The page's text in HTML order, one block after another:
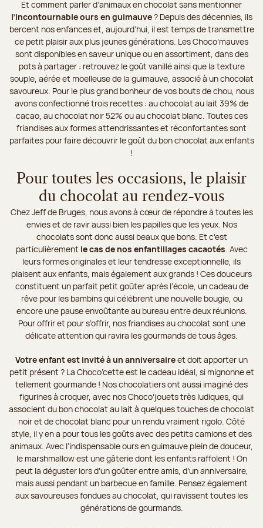
Et comment parler d’animaux en chocolat sans mentionner
l’incontournable ours en guimauve? Depuis des décennies, ils
bercent nos enfances et, aujourd’hui, il est temps de transmettre
ce petit plaisir aux plus jeunes générations. Les Choco’mauves
sont disponibles en saveur unique ou en assortiment, dans des
pots à partager : retrouvez le goût vanillé ainsi que la texture
souple, aérée et moelleuse de la guimauve, associé à un chocolat
savoureux. Pour le plus grand bonheur de vos bouts de chou, nous
avons confectionné trois recettes : au chocolat au lait 39% de
cacao, au chocolat noir 52% ou au chocolat blanc. Toutes ces
friandises aux formes attendrissantes et réconfortantes sont
parfaites pour faire découvrir le goût du bon chocolat aux enfants
!
Pour toutes les occasions, le plaisir
du chocolat au rendez-vous
Chez Jeff de Bruges, nous avons à cœur de répondre à toutes les
envies et de ravir aussi bien les papilles que les yeux. Nos
chocolats sont donc aussi beaux que bons. Et c’est
particulièrement le cas de nos enfantillages cacaotés. Avec
leurs formes originales et leur tendresse exceptionnelle, ils
plaisent aux enfants, mais également aux grands ! Ces douceurs
constituent un parfait petit goûter après l’école, un cadeau de
rêve pour les bambins qui célèbrent une nouvelle bougie, ou
encore une pause envoûtante au bureau entre deux réunions.
Pour offrir et pour s’offrir, nos friandises au chocolat sont une
délicate attention qui ravira les gourmands de tous âges.
Votre enfant est invité à un anniversaireet doit apporter un
petit présent ? La Choco’cette est le cadeau idéal, si mignonne et
tellement gourmande ! Nos chocolatiers ont aussi imaginé des
figurines à croquer, avec nos Choco’jouets très ludiques, qui
associent du bon chocolat au lait à quelques touches de chocolat
noir et de chocolat blanc pour un rendu vraiment rigolo. Côté
style, il y en a pour tous les goûts avec des petits camions et des
animaux. Avec l’indispensable ours en guimauve plein de douceur,
le marshmallow est une gâterie dont les enfants raffolent ! On
peut la déguster lors d’un goûter entre amis, d’un anniversaire,
mais aussi pendant un barbecue en famille. Pensez également
aux savoureuses fondues au chocolat, qui ravissent toutes les
générations de gourmands.